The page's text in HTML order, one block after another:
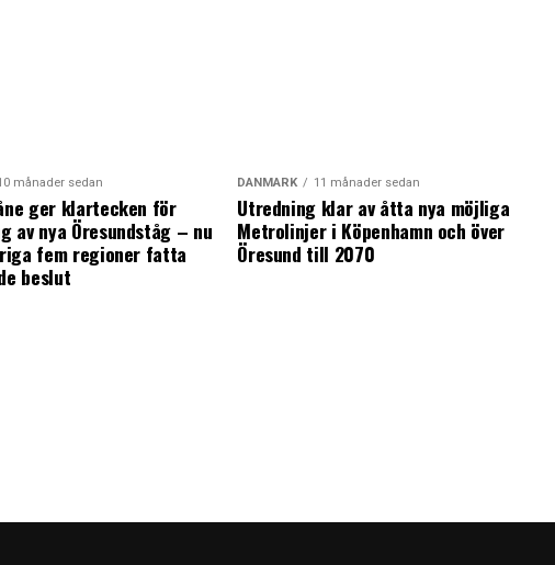
månader sedan
ger klartecken för
av nya Öresundståg – nu
fem regioner fatta
beslut
DANMARK 11 månader sedan
Utredning klar av åtta nya möjliga
Metrolinjer i Köpenhamn och över
Öresund till 2070